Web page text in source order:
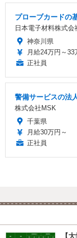
プローブカードの
日本電子材料株式会
神奈川県
月給24万円～33
正社員
警備サービスの法
株式会社MSK
千葉県
月給30万円～
正社員
【